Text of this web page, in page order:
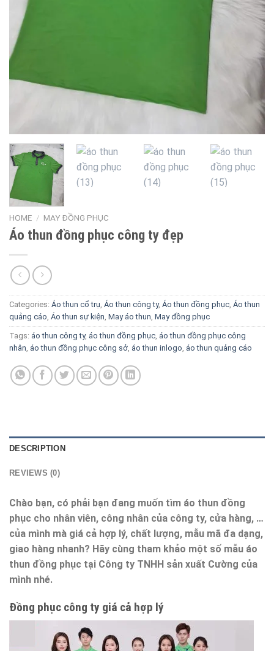
HOME / MAY ĐỒNG PHỤC
Áo thun đồng phục công ty đẹp
Categories: Áo thun cổ trụ, Áo thun công ty, Áo thun đồng phục, Áo thun
quảng cáo, Áo thun sự kiện, May áo thun, May đồng phục
Tags: áo thun công ty, áo thun đồng phục, áo thun đồng phục công
nhân, áo thun đồng phục công sở, áo thun inlogo, áo thun quảng cáo
DESCRIPTION
REVIEWS (0)
Chào bạn, có phải bạn đang muốn tìm áo thun đồng
phục cho nhân viên, công nhân của công ty, cửa hàng, …
của mình mà giá cả hợp lý, chất lượng, mẫu mã đa dạng,
giao hàng nhanh? Hãy cùng tham khảo một số mẫu áo
thun đồng phục tại Công ty TNHH sản xuất Cường của
mình nhé.
Đồng phục công ty giá cả hợp lý